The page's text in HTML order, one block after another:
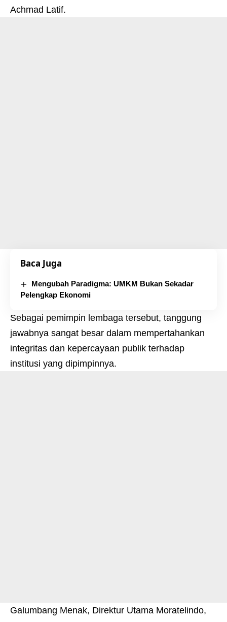
Achmad Latif.
Baca Juga
Mengubah Paradigma: UMKM Bukan Sekadar
Pelengkap Ekonomi
Sebagai pemimpin lembaga tersebut, tanggung
jawabnya sangat besar dalam mempertahankan
integritas dan kepercayaan publik terhadap
institusi yang dipimpinnya.
Galumbang Menak, Direktur Utama Moratelindo,